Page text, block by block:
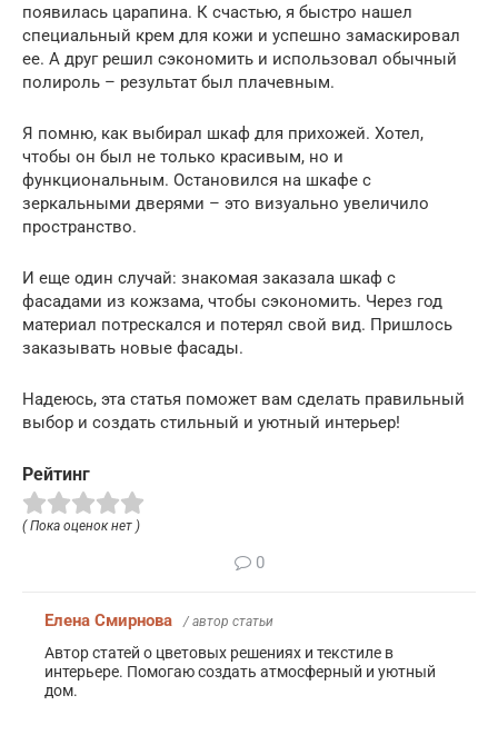
появилась царапина. К счастью, я быстро нашел
специальный крем для кожи и успешно замаскировал
ее. А друг решил сэкономить и использовал обычный
полироль – результат был плачевным.
Я помню, как выбирал шкаф для прихожей. Хотел,
чтобы он был не только красивым, но и
функциональным. Остановился на шкафе с
зеркальными дверями – это визуально увеличило
пространство.
И еще один случай: знакомая заказала шкаф с
фасадами из кожзама, чтобы сэкономить. Через год
материал потрескался и потерял свой вид. Пришлось
заказывать новые фасады.
Надеюсь, эта статья поможет вам сделать правильный
выбор и создать стильный и уютный интерьер!
Рейтинг
( Пока оценок нет )
0
Елена Смирнова / автор статьи
Автор статей о цветовых решениях и текстиле в
интерьере. Помогаю создать атмосферный и уютный
дом.